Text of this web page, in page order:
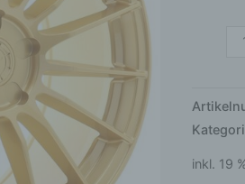
inkl. 19